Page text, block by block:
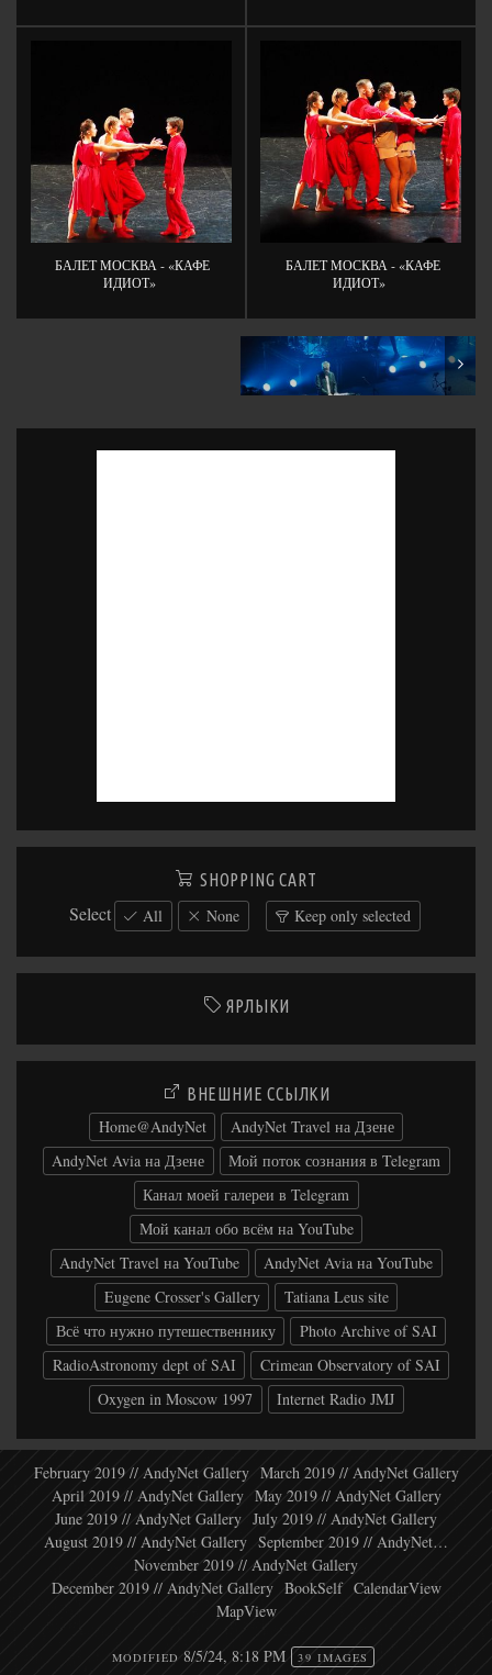
БАЛЕТ МОСКВА - «КАФЕ
ИДИОТ»
БАЛЕТ МОСКВА - «КАФЕ
ИДИОТ»
Концерт a-ha в Москве
SHOPPING CART
Select All None Keep only selected
ЯРЛЫКИ
ВНЕШНИЕ ССЫЛКИ
Home@AndyNet
AndyNet Travel на Дзене
AndyNet Avia на Дзене
Мой поток сознания в Telegram
Канал моей галереи в Telegram
Мой канал обо всём на YouTube
AndyNet Travel на YouTube
AndyNet Avia на YouTube
Eugene Crosser's Gallery
Tatiana Leus site
Всё что нужно путешественнику
Photo Archive of SAI
RadioAstronomy dept of SAI
Crimean Observatory of SAI
Oxygen in Moscow 1997
Internet Radio JMJ
February 2019 // AndyNet Gallery March 2019 // AndyNet Gallery
April 2019 // AndyNet Gallery May 2019 // AndyNet Gallery
June 2019 // AndyNet Gallery July 2019 // AndyNet Gallery
August 2019 // AndyNet Gallery September 2019 // AndyNet…
November 2019 // AndyNet Gallery
December 2019 // AndyNet Gallery BookSelf CalendarView
MapView
MODIFIED 8/5/24, 8:18 PM 39 IMAGES